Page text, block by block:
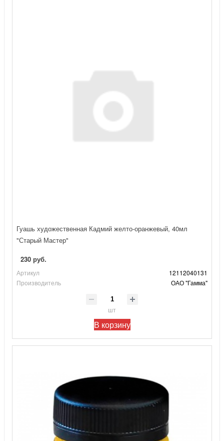
Гуашь художественная Кадмий желто-оранжевый, 40мл
"Старый Мастер"
230 руб.
Артикул
12112040131
Производитель
ОАО "Гамма"
шт
В корзину